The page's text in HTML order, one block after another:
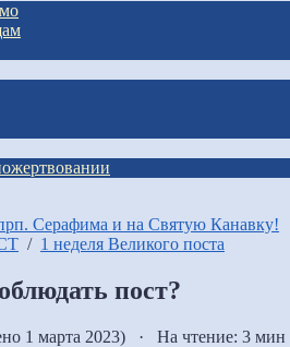
/ 1 неделя Великого поста
пост?
1 марта 2023) · На чтение: 3 мин